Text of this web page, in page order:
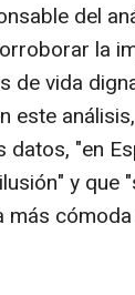
del
la
de vida
este
"en
y que